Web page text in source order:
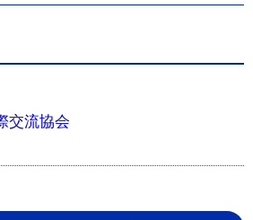
交流協会